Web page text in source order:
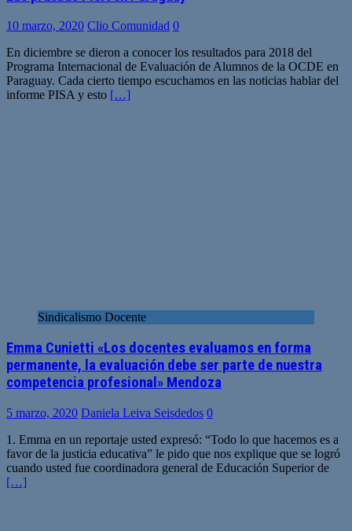
10 marzo, 2020 Clio Comunidad 0
En diciembre se dieron a conocer los resultados para 2018 del
Programa Internacional de Evaluación de Alumnos de la OCDE en
Paraguay. Cada cierto tiempo escuchamos en las noticias hablar del
informe PISA y esto […]
Sindicalismo Docente
Emma Cunietti «Los docentes evaluamos en forma
permanente, la evaluación debe ser parte de nuestra
competencia profesional» Mendoza
5 marzo, 2020 Daniela Leiva Seisdedos 0
1. Emma en un reportaje usted expresó: “Todo lo que hacemos es a
favor de la justicia educativa” le pido que nos explique que se logró
cuando usted fue coordinadora general de Educación Superior de
[…]